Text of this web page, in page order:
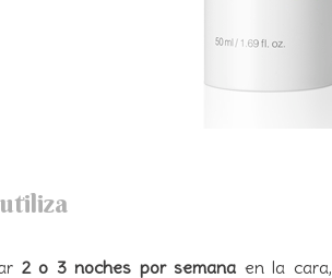
2 o 3 noches por semana en la